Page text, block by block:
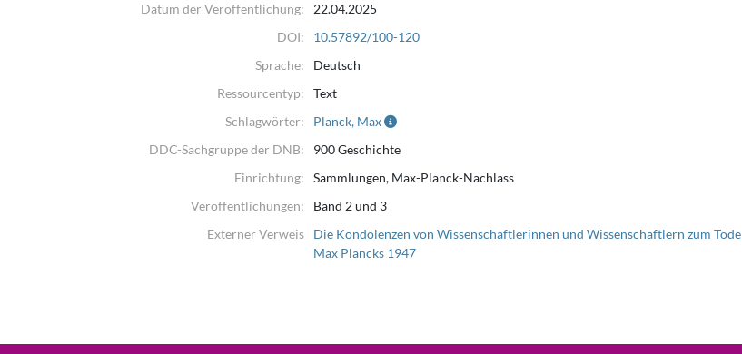
Datum der Veröffentlichung:
22.04.2025
DOI:
10.57892/100-120
Sprache:
Deutsch
Ressourcentyp:
Text
Schlagwörter:
Planck, Max
DDC-Sachgruppe der DNB:
900 Geschichte
Einrichtung:
Sammlungen, Max-Planck-Nachlass
Veröffentlichungen:
Band 2 und 3
Externer Verweis
Die Kondolenzen von Wissenschaftlerinnen und Wissenschaftlern zum Tode
Max Plancks 1947